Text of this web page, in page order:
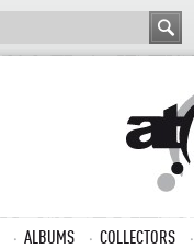
ALBUMS COLLECTORS